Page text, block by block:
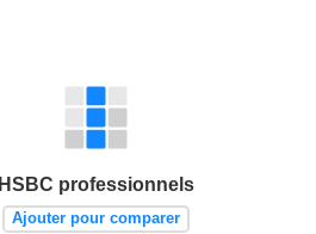
HSBC professionnels
Ajouter pour comparer